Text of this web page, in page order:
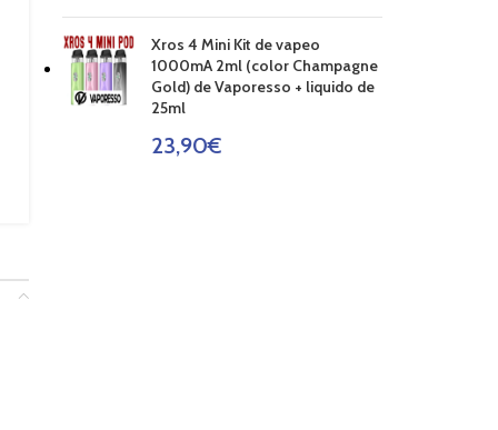
Xros 4 Mini Kit de vapeo
1000mA 2ml (color Champagne
Gold) de Vaporesso + liquido de
25ml
23,90€